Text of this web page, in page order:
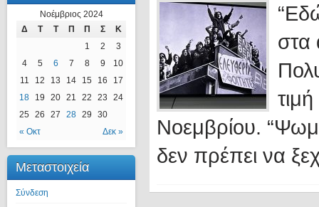
Νοέμβριος 2024
Δ
Τ Τ Π Π Σ Κ
« Οκτ Δεκ »
1 2
3
4
5 6 7 8 9
10
11
12 13 14 15 16
17
18
19 20 21 22 23
24
25
26 27 28 29 30
Μεταστοιχεία
Σύνδεση
στα
Νοεμβρίου.
δεν πρέπει να